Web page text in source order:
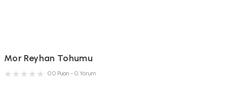
Mor Reyhan Tohumu
0.0 Puan - 0 Yorum